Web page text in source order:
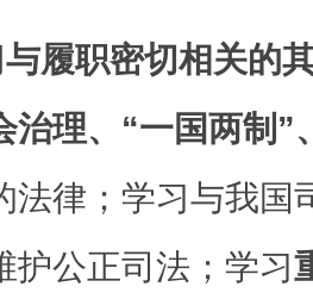
履职密切相关的
治理、“一国两制”
法律；学习与我国
护公正司法；学习